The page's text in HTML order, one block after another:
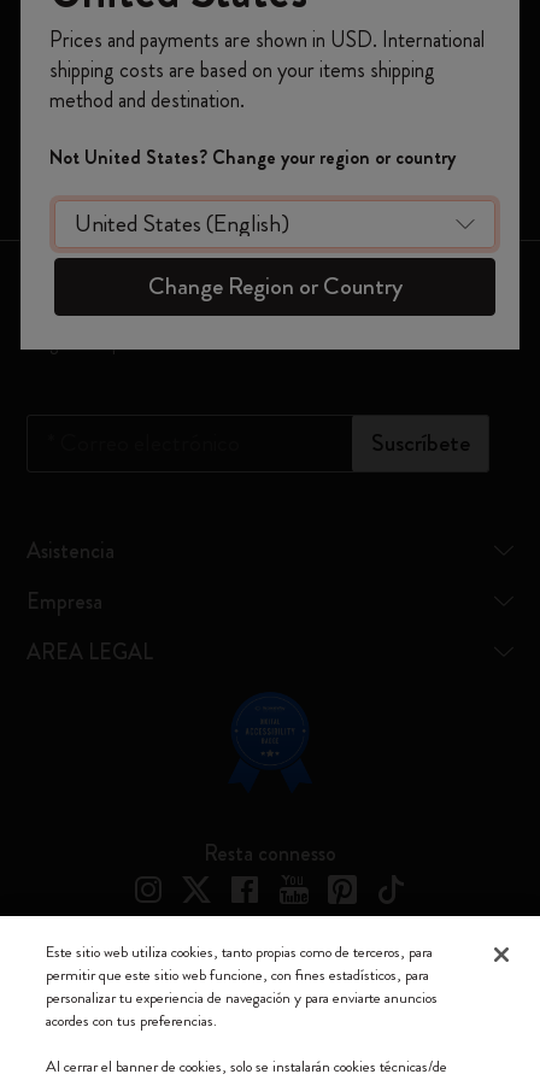
Cuadernos
Agendas
Moleskine Smart
Ediciones limitadas
Bolsos
Estemos en contacto
Suscríbete
Asistencia
Empresa
AREA LEGAL
Resta connesso
Moleskine ® es una marca registrada de Moleskine Srl a socio unico
Moleskine srl a socio unico - Via Bergognone, 34 – 20144 Milano -
Soc. €2.181.513,42
Regístrate ahora y obtén un 10% de descuento
y envío gratuito en tu primer pedidoutilizando
el códigoWELCOME10.
Crea una cuenta de Moleskine para acceder a
ofertas exclusivas, beneficios para miembros y
más inspiración.
Crear cuenta!
Prices and payments are shown in USD. International
shipping costs are based on your items shipping
method and destination.
Not United States? Change your region or country
Change Region or Country
Este sitio web utiliza cookies, tanto propias como de terceros, para
permitir que este sitio web funcione, con fines estadísticos, para
personalizar tu experiencia de navegación y para enviarte anuncios
acordes con tus preferencias.
Al cerrar el banner de cookies, solo se instalarán cookies técnicas/de